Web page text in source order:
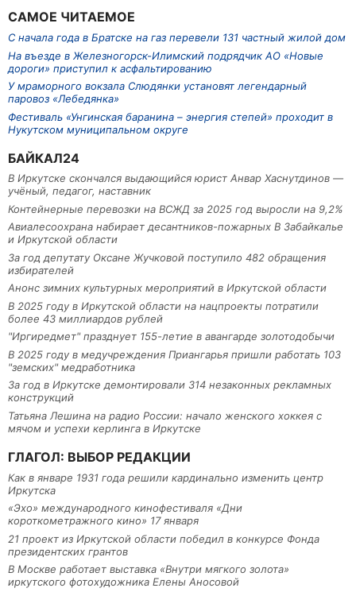
САМОЕ ЧИТАЕМОЕ
С начала года в Братске на газ перевели 131 частный жилой дом
На въезде в Железногорск-Илимский подрядчик АО «Новые
дороги» приступил к асфальтированию
У мраморного вокзала Слюдянки установят легендарный
паровоз «Лебедянка»
Фестиваль «Унгинская баранина – энергия степей» проходит в
Нукутском муниципальном округе
БАЙКАЛ24
В Иркутске скончался выдающийся юрист Анвар Хаснутдинов —
учёный, педагог, наставник
Контейнерные перевозки на ВСЖД за 2025 год выросли на 9,2%
Авиалесоохрана набирает десантников-пожарных В Забайкалье
и Иркутской области
За год депутату Оксане Жучковой поступило 482 обращения
избирателей
Анонс зимних культурных мероприятий в Иркутской области
В 2025 году в Иркутской области на нацпроекты потратили
более 43 миллиардов рублей
"Иргиредмет" празднует 155-летие в авангарде золотодобычи
В 2025 году в медучреждения Приангарья пришли работать 103
"земских" медработника
За год в Иркутске демонтировали 314 незаконных рекламных
конструкций
Татьяна Лешина на радио России: начало женского хоккея с
мячом и успехи керлинга в Иркутске
ГЛАГОЛ: ВЫБОР РЕДАКЦИИ
Как в январе 1931 года решили кардинально изменить центр
Иркутска
«Эхо» международного кинофестиваля «Дни
короткометражного кино» 17 января
21 проект из Иркутской области победил в конкурсе Фонда
президентских грантов
В Москве работает выставка «Внутри мягкого золота»
иркутского фотохудожника Елены Аносовой